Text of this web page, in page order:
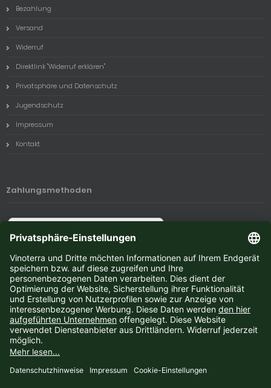
Bezahlung
Versand
Widerruf
Direktlink "Widerruf erklären"
Privatsphäre und Datenschutz
Jugendschutz
Impressum
Kontakt
Zahlungsmethoden
Newsletter-Anmeldung
E-Mail-Adresse: